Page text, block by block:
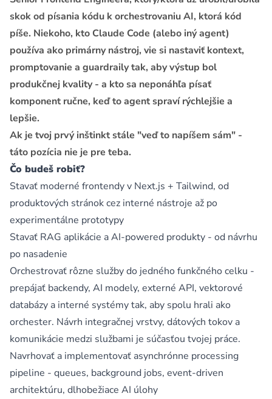
skok od písania kódu k orchestrovaniu AI, ktorá kód
píše. Niekoho, kto Claude Code (alebo iný agent)
používa ako primárny nástroj, vie si nastaviť kontext,
promptovanie a guardraily tak, aby výstup bol
produkčnej kvality - a kto sa neponáhľa písať
komponent ručne, keď to agent spraví rýchlejšie a
lepšie.
Ak je tvoj prvý inštinkt stále "veď to napíšem sám" -
táto pozícia nie je pre teba.
Čo budeš robiť?
Stavať moderné frontendy v Next.js + Tailwind, od
produktových stránok cez interné nástroje až po
experimentálne prototypy
Stavať RAG aplikácie a AI-powered produkty - od návrhu
po nasadenie
Orchestrovať rôzne služby do jedného funkčného celku -
prepájať backendy, AI modely, externé API, vektorové
databázy a interné systémy tak, aby spolu hrali ako
orchester. Návrh integračnej vrstvy, dátových tokov a
komunikácie medzi službami je súčasťou tvojej práce.
Navrhovať a implementovať asynchrónne processing
pipeline - queues, background jobs, event-driven
architektúru, dlhobežiace AI úlohy